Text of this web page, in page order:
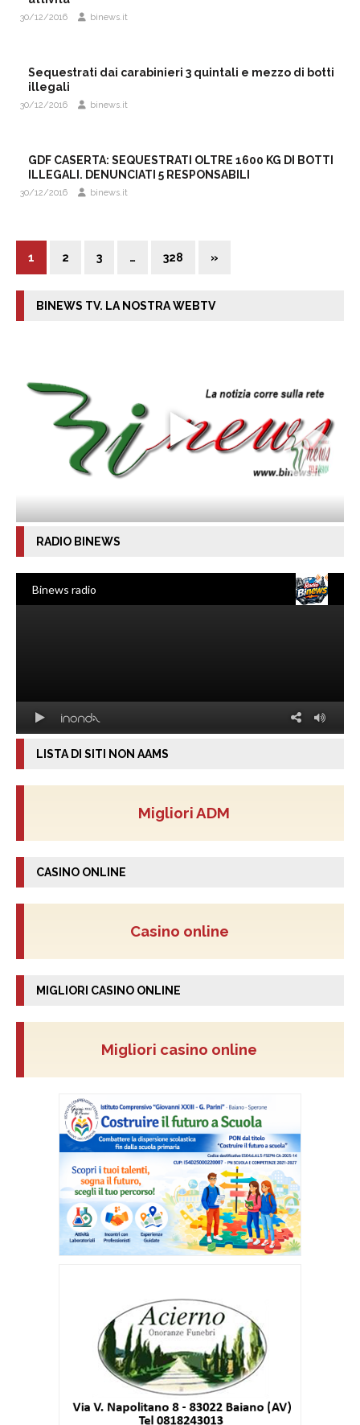
30/12/2016 binews.it
Sequestrati dai carabinieri 3 quintali e mezzo di botti
illegali
30/12/2016 binews.it
GDF CASERTA: SEQUESTRATI OLTRE 1600 KG DI BOTTI
ILLEGALI. DENUNCIATI 5 RESPONSABILI
30/12/2016 binews.it
1 2 3 … 328 »
BINEWS TV. LA NOSTRA WEBTV
RADIO BINEWS
LISTA DI SITI NON AAMS
Migliori ADM
CASINO ONLINE
Casino online
MIGLIORI CASINO ONLINE
Migliori casino online